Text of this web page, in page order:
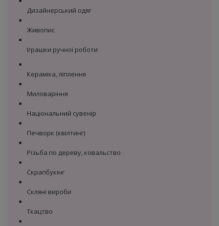
Дизайнерський одяг
Живопис
Іграшки ручної роботи
Кераміка, ліплення
Миловаріння
Національний сувенір
Печворк (квілтинг)
Різьба по дереву, ковальство
Скрапбукінг
Скляні вироби
Ткацтво